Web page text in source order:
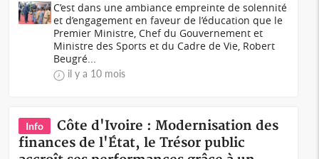
C’est dans une ambiance empreinte de solennité
et d’engagement en faveur de l’éducation que le
Premier Ministre, Chef du Gouvernement et
Ministre des Sports et du Cadre de Vie, Robert
Beugré...
il y a 10 mois
Info
Côte d'Ivoire : Modernisation des
finances de l'État, le Trésor public